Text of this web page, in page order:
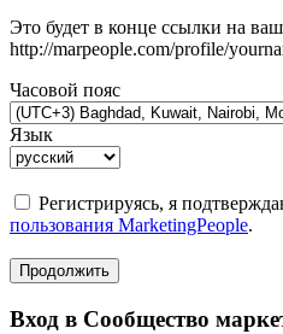
Это будет в конце ссылки на
http://marpeople.com/profile/
Часовой пояс
Язык
Регистрируясь, я
пользования MarketingPeople.
Продолжить
Вход в Сообщество